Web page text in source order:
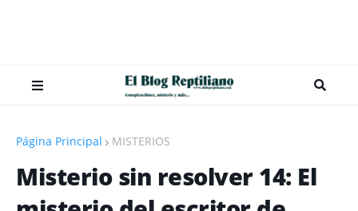
Página Principal MISTERIOS
Misterio sin resolver 14: El